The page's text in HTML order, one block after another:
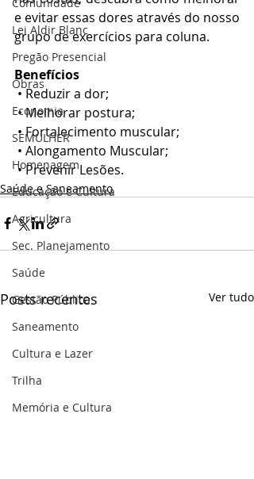
Lei Aldir Blanc
Pregão Presencial
Obras
Economia
SEMULHER
Homenagem
Educação e Cultura
Agricultura
Sec. Planejamento
Saúde
Gestão Pública
Saneamento
Cultura e Lazer
Trilha
Memória e Cultura
e evitar essas dores através do nosso
grupo de exercícios para coluna.
Benefícios
• Reduzir a dor;
• Melhorar postura;
• Fortalecimento muscular;
• Alongamento Muscular;
• Prevenir Lesões.
Saúde e Saneamento
Posts recentes Ver tudo